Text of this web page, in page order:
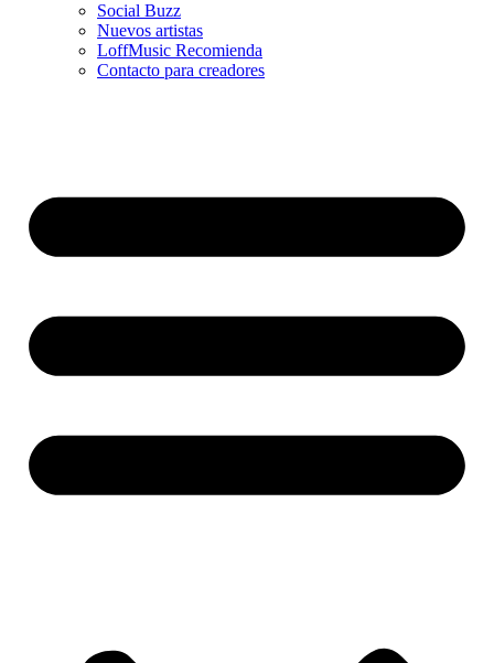
Social Buzz
Nuevos artistas
LoffMusic Recomienda
Contacto para creadores